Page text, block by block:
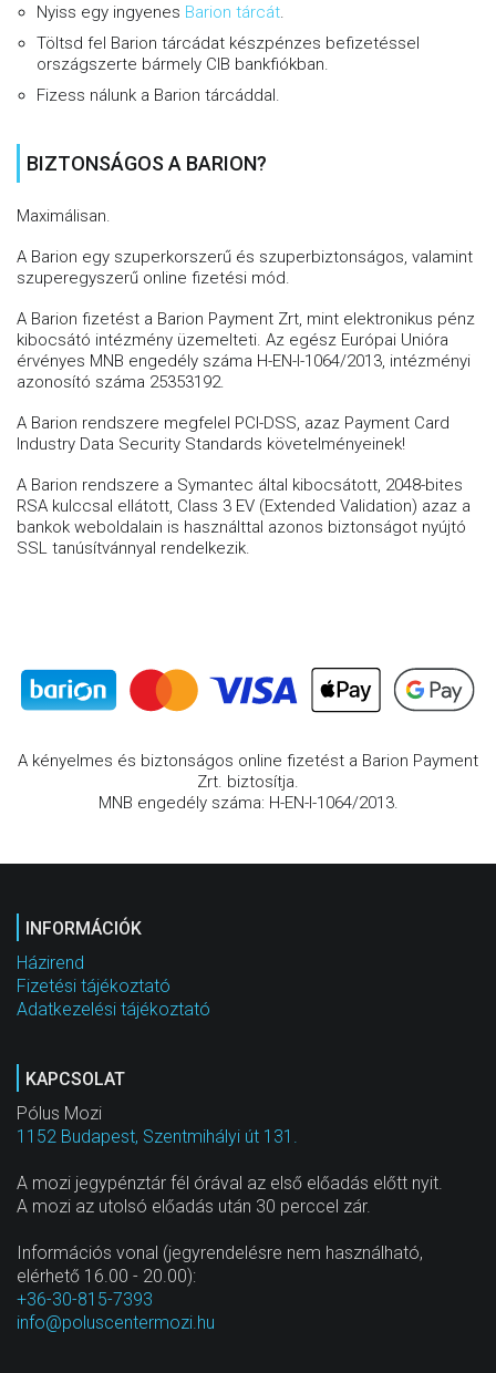
Nyiss egy ingyenes Barion tárcát.
Töltsd fel Barion tárcádat készpénzes befizetéssel
országszerte bármely CIB bankfiókban.
Fizess nálunk a Barion tárcáddal.
BIZTONSÁGOS A BARION?
Maximálisan.
A Barion egy szuperkorszerű és szuperbiztonságos, valamint
szuperegyszerű online fizetési mód.
A Barion fizetést a Barion Payment Zrt, mint elektronikus pénz
kibocsátó intézmény üzemelteti. Az egész Európai Unióra
érvényes MNB engedély száma H-EN-I-1064/2013, intézményi
azonosító száma 25353192.
A Barion rendszere megfelel PCI-DSS, azaz Payment Card
Industry Data Security Standards követelményeinek!
A Barion rendszere a Symantec által kibocsátott, 2048-bites
RSA kulccsal ellátott, Class 3 EV (Extended Validation) azaz a
bankok weboldalain is használttal azonos biztonságot nyújtó
SSL tanúsítvánnyal rendelkezik.
A kényelmes és biztonságos online fizetést a Barion Payment
Zrt. biztosítja.
MNB engedély száma: H-EN-I-1064/2013.
INFORMÁCIÓK
Házirend
Fizetési tájékoztató
Adatkezelési tájékoztató
KAPCSOLAT
Pólus Mozi
1152 Budapest, Szentmihályi út 131.
A mozi jegypénztár fél órával az első előadás előtt nyit.
A mozi az utolsó előadás után 30 perccel zár.
Információs vonal (jegyrendelésre nem használható,
elérhető 16.00 - 20.00):
+36-30-815-7393
info@poluscentermozi.hu